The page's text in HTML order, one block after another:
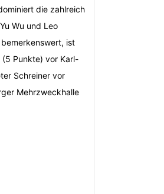
die zahlreich
Wu und Leo
ist
Punkte) vor Karl-
Schreiner vor
Mehrzweckhalle